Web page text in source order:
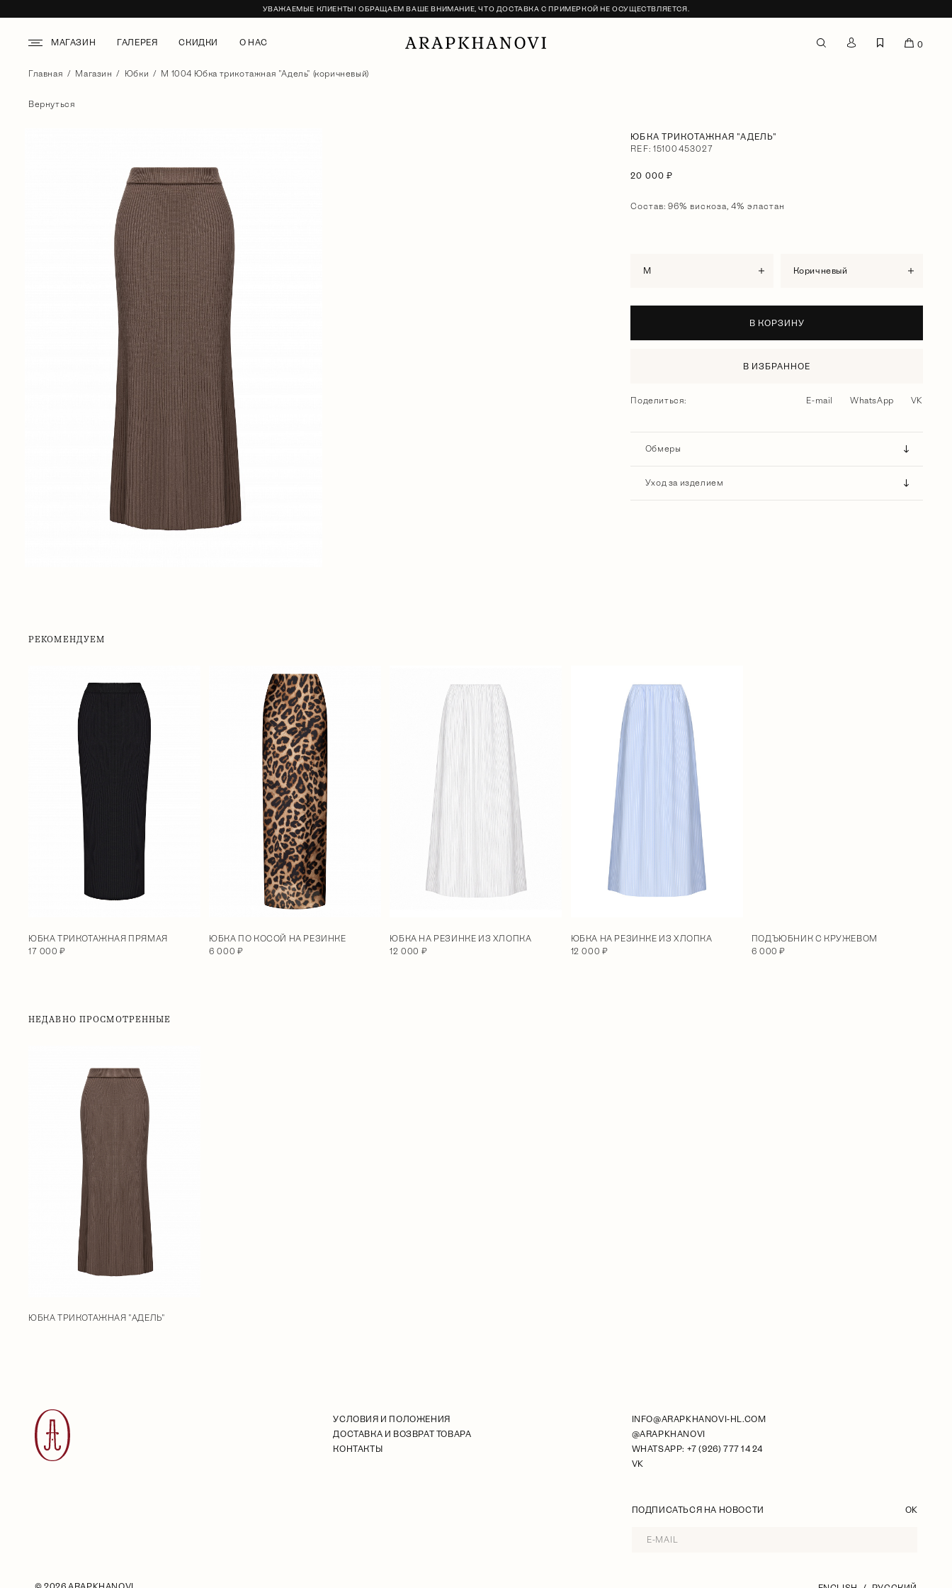
УВАЖАЕМЫЕ КЛИЕНТЫ! ОБРАЩАЕМ ВАШЕ ВНИМАНИЕ, ЧТО ДОСТАВКА С ПРИМЕРКОЙ НЕ ОСУЩЕСТВЛЯЕТСЯ.
МАГАЗИН ГАЛЕРЕЯ СКИДКИ О НАС 0
Главная Магазин Юбки М 1004 Юбка трикотажная "Адель" (коричневый)
Вернуться
ЮБКА ТРИКОТАЖНАЯ "АДЕЛЬ"
REF: 15100453027
20 000 ₽
Состав: 96% вискоза, 4% эластан
M коричневый
В КОРЗИНУ
В ИЗБРАННОЕ
Поделиться: E-mail WhatsApp VK
Обмеры
Уход за изделием
РЕКОМЕНДУЕМ
ЮБКА ТРИКОТАЖНАЯ ПРЯМАЯ
17 000 ₽
ЮБКА ПО КОСОЙ НА РЕЗИНКЕ
6 000 ₽
ЮБКА НА РЕЗИНКЕ ИЗ ХЛОПКА
12 000 ₽
ЮБКА НА РЕЗИНКЕ ИЗ ХЛОПКА
12 000 ₽
ПОДЪЮБНИК С КРУЖЕВОМ
6 000 ₽
НЕДАВНО ПРОСМОТРЕННЫЕ
ЮБКА ТРИКОТАЖНАЯ "АДЕЛЬ"
УСЛОВИЯ И ПОЛОЖЕНИЯ
ДОСТАВКА И ВОЗВРАТ ТОВАРА
КОНТАКТЫ
INFO@ARAPKHANOVI-HL.COM
@ARAPKHANOVI
WHATSAPP: +7 (926) 777 14 24
VK
ПОДПИСАТЬСЯ НА НОВОСТИ OK